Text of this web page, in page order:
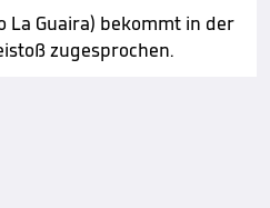
La Guaira) bekommt in der
zugesprochen.